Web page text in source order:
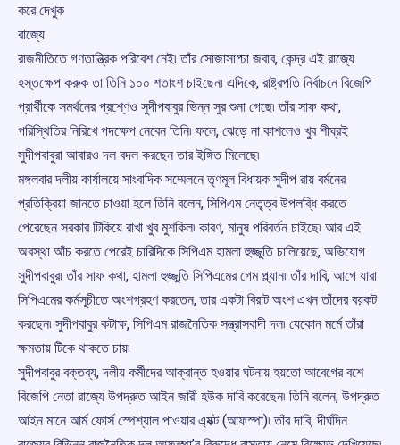
করে দেখুক
রাজ্যে
রাজনীতিতে গণতান্ত্রিক পরিবেশ নেই৷ তাঁর সোজাসাপ্ঢা জবাব, কেন্দ্র এই রাজ্যে
হস্তক্ষেপ করুক তা তিনি ১০০ শতাংশ চাইছেন৷ এদিকে, রাষ্ট্রপতি নির্বাচনে বিজেপি
প্রার্থীকে সমর্থনের প্রশ্ণেও সুদীপবাবুর ভিন্ন সুর শুনা গেছে৷ তাঁর সাফ কথা,
পরিস্থিতির নিরিখে পদক্ষেপ নেবেন তিনি৷ ফলে, ঝেড়ে না কাশলেও খুব শীঘ্রই
সুদীপবাবুরা আবারও দল বদল করছেন তার ইঙ্গিত মিলেছে৷
মঙ্গলবার দলীয় কার্যালয়ে সাংবাদিক সম্মেলনে তৃণমূল বিধায়ক সুদীপ রায় বর্মনের
প্রতিক্রিয়া জানতে চাওয়া হলে তিনি বলেন, সিপিএম নেতৃত্ব উপলব্ধি করতে
পেরেছেন সরকার টিকিয়ে রাখা খুব মুশকিল৷ কারণ, মানুষ পরিবর্তন চাইছে৷ আর এই
অবস্থা আঁচ করতে পেরেই চারিদিকে সিপিএম হামলা হুজ্জুতি চালিয়েছে, অভিযোগ
সুদীপবাবুর৷ তাঁর সাফ কথা, হামলা হুজ্জুতি সিপিএমের গেম প্ল্যান৷ তাঁর দাবি, আগে যারা
সিপিএমের কর্মসূচীতে অংশগ্রহণ করতেন, তার একটা বিরাট অংশ এখন তাঁদের বয়কট
করছেন৷ সুদীপবাবুর কটাক্ষ, সিপিএম রাজনৈতিক সন্ত্রাসবাদী দল৷ যেকোন মর্মে তাঁরা
ক্ষমতায় টিকে থাকতে চায়৷
সুদীপবাবুর বক্তব্য, দলীয় কর্মীদের আক্রান্ত হওয়ার ঘটনায় হয়তো আবেগের বশে
বিজেপি নেতা রাজ্যে উপদ্রুত আইন জারী হউক দাবি করেছেন৷ তিনি বলেন, উপদ্রুত
আইন মানে আর্ম ফোর্স স্পেশ্যাল পাওয়ার এ্যক্ট (আফস্পা)৷ তাঁর দাবি, দীর্ঘদিন